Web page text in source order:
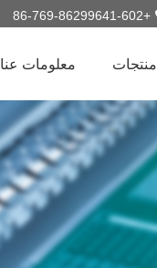
+86-769-86299641-602
معلومات عنا منتجات